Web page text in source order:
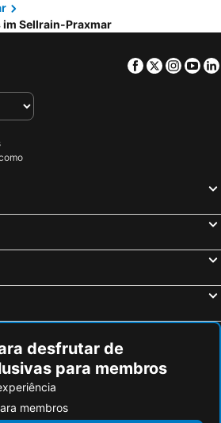
Reith bei Seefeld, bed and breakfasts
Neustift im Stubaital, bed and breakfasts
im Sellrain-Praxmar
Facebook
Twitter
desfrutar de
para membros
membros